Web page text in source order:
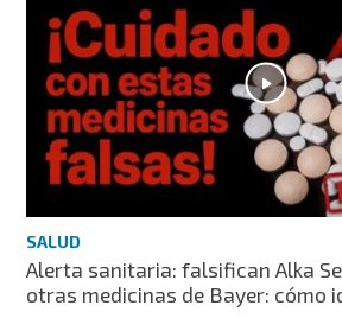
SALUD
Alerta sanitaria: falsifican Alka
otras medicinas de Bayer: cómo